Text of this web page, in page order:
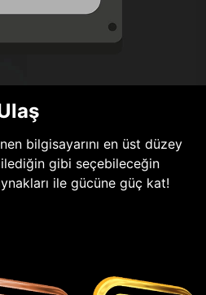
bilgisayarını en üst düzey
gibi seçebileceğin
ile gücüne güç kat!